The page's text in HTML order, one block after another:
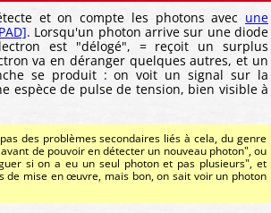
et on compte les photons avec une
. Lorsqu'un photon arrive sur une diode
est "délogé", = reçoit un surplus
va en déranger quelques autres, et un
se produit : on voit un signal sur la
espèce de pulse de tension, bien visible à
des problèmes secondaires liés à cela, du genre
de pouvoir en détecter un nouveau photon", ou
si on a eu un seul photon et pas plusieurs", et
de mise en œuvre, mais bon, on sait voir un photon